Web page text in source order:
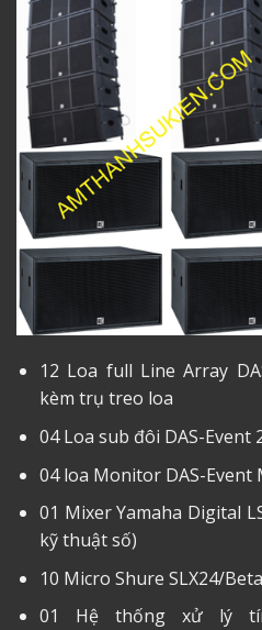
12 Loa full Line Array
kèm trụ treo loa
04 Loa sub đôi DAS-Event
04 loa Monitor DAS-Event
01 Mixer Yamaha Digital
kỹ thuật số)
10 Micro Shure SLX24/
01 Hệ thống xử lý tín